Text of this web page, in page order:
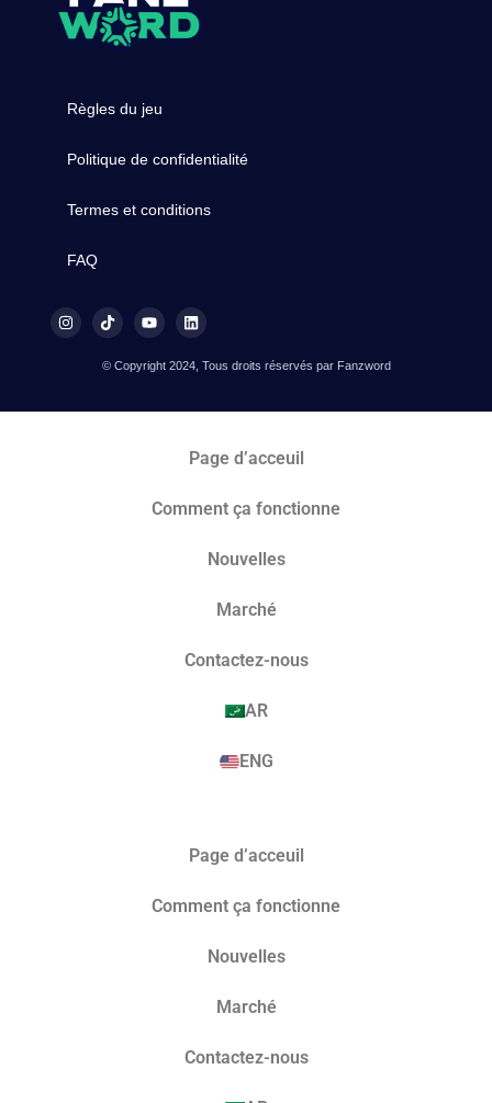
Règles du jeu
Politique de confidentialité
Termes et conditions
FAQ
© Copyright 2024, Tous droits réservés par Fanzword
Page d’acceuil
Comment ça fonctionne
Nouvelles
Marché​
Contactez-nous
AR
ENG
Page d’acceuil
Comment ça fonctionne
Nouvelles
Marché​
Contactez-nous